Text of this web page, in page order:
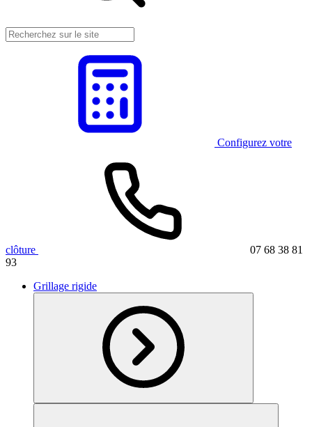
Configurez votre
clôture
07 68 38 81
93
Grillage rigide